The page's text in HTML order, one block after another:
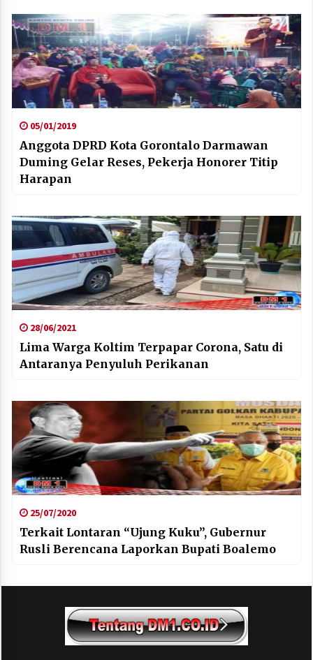
05/01/2019
Anggota DPRD Kota Gorontalo Darmawan
Duming Gelar Reses, Pekerja Honorer Titip
Harapan
28/06/2021
Lima Warga Koltim Terpapar Corona, Satu di
Antaranya Penyuluh Perikanan
25/07/2020
Terkait Lontaran “Ujung Kuku”, Gubernur
Rusli Berencana Laporkan Bupati Boalemo